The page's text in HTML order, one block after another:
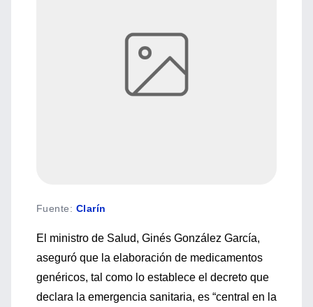
Fuente: Clarín
El ministro de Salud, Ginés González García,
aseguró que la elaboración de medicamentos
genéricos, tal como lo establece el decreto que
declara la emergencia sanitaria, es “central en la